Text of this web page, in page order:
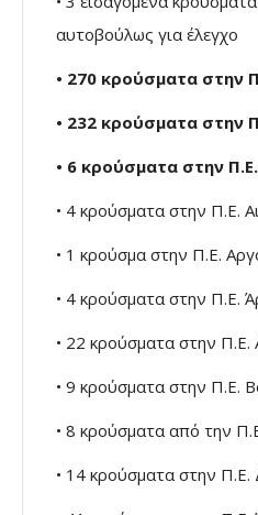
αυτοβούλως για έλεγχο
• 270 κρούσματα στην
• 232 κρούσματα στην
• 6 κρούσματα στην
• 4 κρούσματα στην Π.Ε.
• 1 κρούσμα στην Π.Ε.
• 4 κρούσματα στην Π.Ε.
• 22 κρούσματα στην Π.Ε.
• 9 κρούσματα στην Π.Ε.
• 8 κρούσματα από την
• 14 κρούσματα στην Π.Ε.